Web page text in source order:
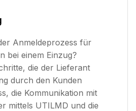
Anmeldeprozess für
bei einem Einzug?
die der Lieferant
durch den Kunden
die Kommunikation mit
mittels UTILMD und die